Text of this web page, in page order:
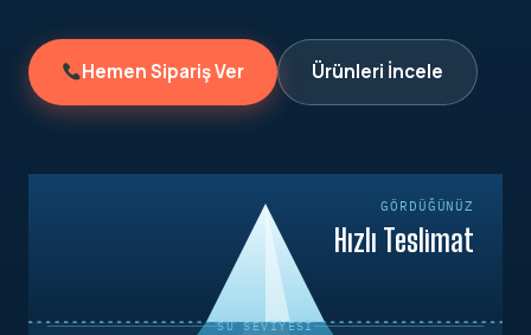
Hemen Sipariş Ver Ürünleri İncele
GÖRDÜĞÜNÜZ
Hızlı Teslimat
SU SEVIYESI